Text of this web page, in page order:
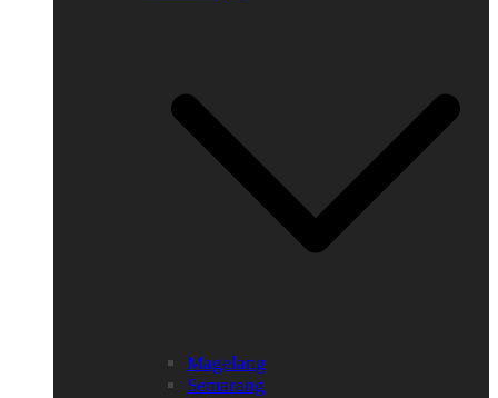
Magelang
Semarang